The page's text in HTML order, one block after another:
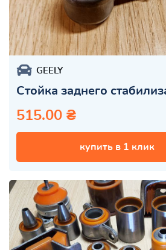
GEELY
Стойка заднего
515.00 ₴
купить в 1 клик